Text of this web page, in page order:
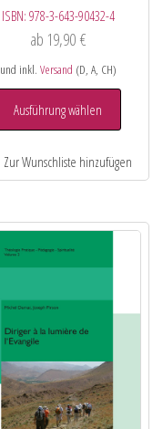
ISBN: 978-3-643-90432-4
ab 19,90 €
und inkl. Versand (D, A, CH)
Ausführung wählen